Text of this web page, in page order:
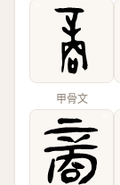
甲骨文